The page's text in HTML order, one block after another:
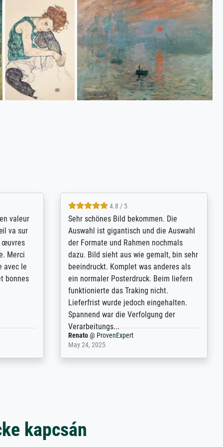
de
wat
4.8 / 5
So, I ordered a large print of The
Annunciation by Fra Angelico from a
very large and popular American
"art/poster" site advertising giclee print
quality. The quality for a large print was
atrocious. They refunded me when I sent
pictures of the blurry print vs. a
Wikipedia commons representation.
They stated they couldn't do ...
Anonym@ProvenExpert
December 4, 2025
kapcsán